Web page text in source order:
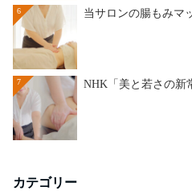
6 当サロンの腸もみマ
7 NHK「美と若さの新
カテゴリー